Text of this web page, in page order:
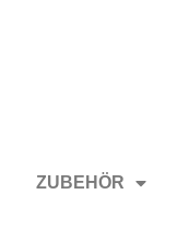
ZUBEHÖR